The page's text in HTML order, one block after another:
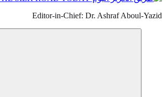
Editor-in-Chief: Dr. Ashraf Aboul-Yazid